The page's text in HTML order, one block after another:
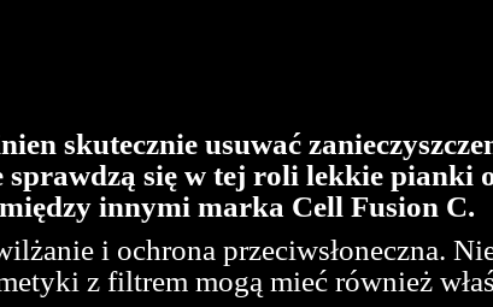
skutecznie usuwać
się w tej roli lekkie pianki
innymi marka Cell Fusion C.
i ochrona przeciwsłoneczna.
z filtrem mogą mieć również